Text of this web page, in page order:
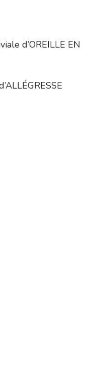
d’OREILLE EN